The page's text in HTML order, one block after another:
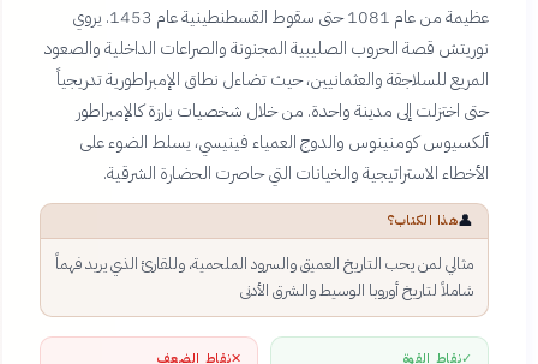
عظيمة من عام 1081 حتى سقوط القسطنطينية عام 1453. يروي
نوريتش قصة الحروب الصليبية المجنونة والصراعات الداخلية والصعود
المريع للسلاجقة والعثمانيين، حيث تضاءل نطاق الإمبراطورية تدريجياً
حتى اختزلت إلى مدينة واحدة. من خلال شخصيات بارزة كالإمبراطور
ألكسيوس كومنينوس والدوج العمياء فينيسي، يسلط الضوء على
الأخطاء الاستراتيجية والخيانات التي حاصرت الحضارة الشرقية.
👤هذا الكتاب؟
مثالي لمن يحب التاريخ العميق والسرود الملحمية، وللقارئ الذي يريد فهماً
شاملاً لتاريخ أوروبا الوسيط والشرق الأدنى
✓نقاط القوة ✕نقاط الضعف